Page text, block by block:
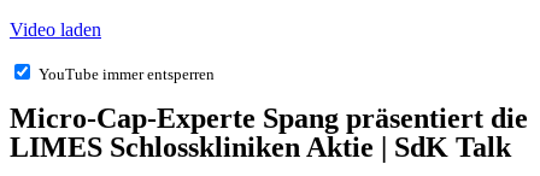
Video laden
YouTube immer entsperren
Micro-Cap-Experte Spang präsentiert die
LIMES Schlosskliniken Aktie | SdK Talk